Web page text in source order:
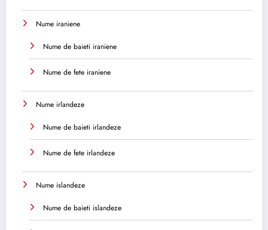
Nume iraniene
Nume de baieti iraniene
Nume de fete iraniene
Nume irlandeze
Nume de baieti irlandeze
Nume de fete irlandeze
Nume islandeze
Nume de baieti islandeze